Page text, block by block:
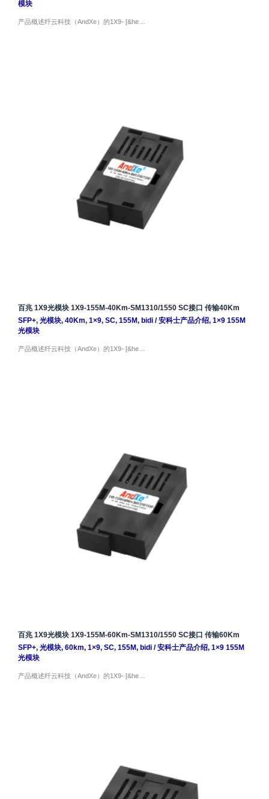
模块
产品概述纤云科技（AndXe）的1X9- [&he…
百兆 1X9光模块 1X9-155M-40Km-SM1310/1550 SC接口 传输40Km
SFP+, 光模块, 40Km, 1×9, SC, 155M, bidi/安科士产品介绍, 1×9 155M
光模块
产品概述纤云科技（AndXe）的1X9- [&he…
百兆 1X9光模块 1X9-155M-60Km-SM1310/1550 SC接口 传输60Km
SFP+, 光模块, 60km, 1×9, SC, 155M, bidi/安科士产品介绍, 1×9 155M
光模块
产品概述纤云科技（AndXe）的1X9- [&he…